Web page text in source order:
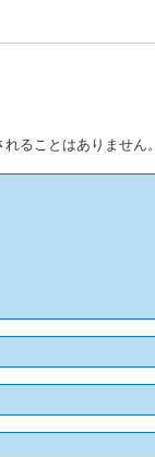
ることはありません。